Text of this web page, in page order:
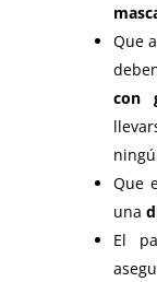
Que
con
Que
una
El